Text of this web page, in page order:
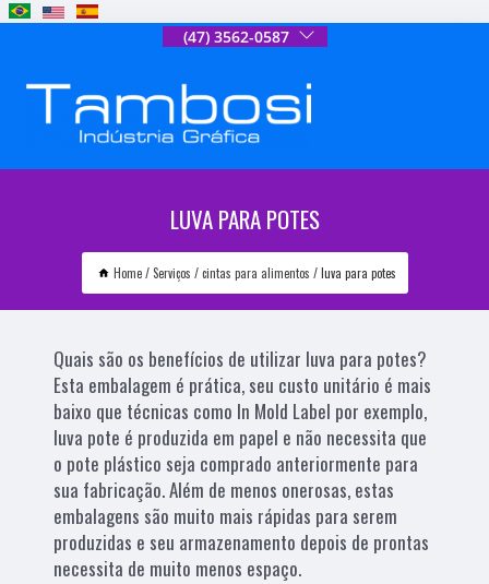
(47) 3562-0587
LUVA PARA POTES
Home Serviços cintas para alimentos luva para potes
Quais são os benefícios de utilizar luva para potes?
Esta embalagem é prática, seu custo unitário é mais
baixo que técnicas como In Mold Label por exemplo,
luva pote é produzida em papel e não necessita que
o pote plástico seja comprado anteriormente para
sua fabricação. Além de menos onerosas, estas
embalagens são muito mais rápidas para serem
produzidas e seu armazenamento depois de prontas
necessita de muito menos espaço.